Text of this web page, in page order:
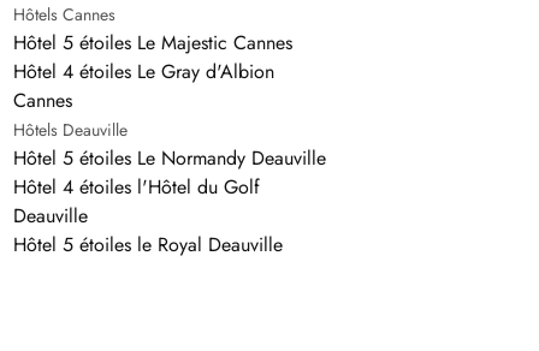
Hôtels Cannes
Hôtel 5 étoiles Le Majestic Cannes
Hôtel 4 étoiles Le Gray d'Albion
Cannes
Hôtels Deauville
Hôtel 5 étoiles Le Normandy Deauville
Hôtel 4 étoiles l'Hôtel du Golf
Deauville
Hôtel 5 étoiles le Royal Deauville